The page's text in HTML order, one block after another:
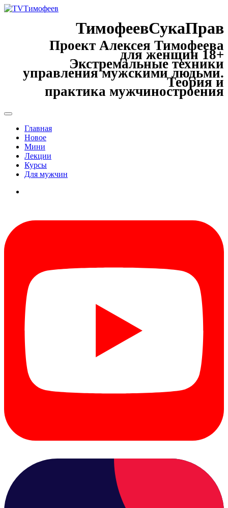
ТимофеевСукаПрав
Проект Алексея Тимофеева
для женщин 18+
Экстремальные техники
управления мужскими людьми.
Теория и
практика мужчиностроения
Главная
Новое
Мини
Лекции
Курсы
Для мужчин